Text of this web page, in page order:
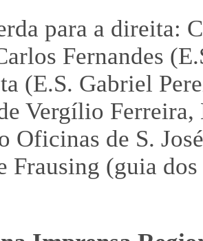
para a direita:
Fernandes
(E.S. Gabriel
Vergílio
Oficinas de S.
Frausing (guia